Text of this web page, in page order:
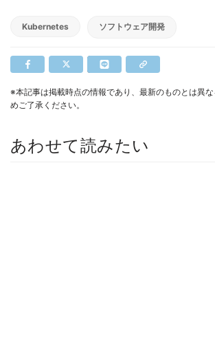
Kubernetes ソフトウェア開発
※本記事は掲載時点の情報であり、最新のものとは異
めご了承ください。
あわせて読みたい